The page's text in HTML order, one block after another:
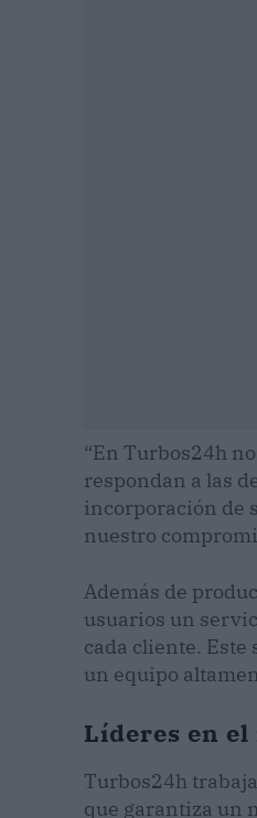
“En Turbos24h
respondan a las
incorporación de
nuestro
Además de
usuarios un
cada cliente.
un equipo
Líderes en
Turbos24h
que garantiza un